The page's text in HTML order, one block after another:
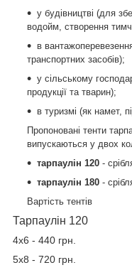
у будівництві (для
водойм, створення
в
транспортних засобів);
у сільському
продукції та тварин);
в туризмі (як намет,
Пропоновані тенти
випускаються у двох
тарпаулін 120 -
тарпаулін 180 -
Вартість тентів
Тарпаулін 120
4х6 - 440 грн.
5х8 - 720 грн.